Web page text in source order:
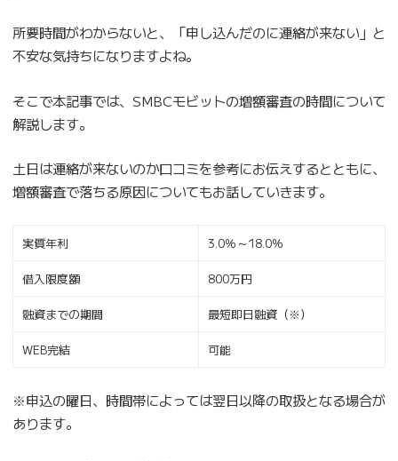
所要時間がわからないと、「申し込んだのに連絡が来ない」と
不安な気持ちになりますよね。
そこで本記事では、SMBCモビットの増額審査の時間について
解説します。
土日は連絡が来ないのか口コミを参考にお伝えするとともに、
増額審査で落ちる原因についてもお話していきます。
実質年利 3.0％～18.0％
借入限度額 800万円
融資までの期間 最短即日融資（※）
WEB完結 可能
※申込の曜日、時間帯によっては翌日以降の取扱となる場合が
あります。